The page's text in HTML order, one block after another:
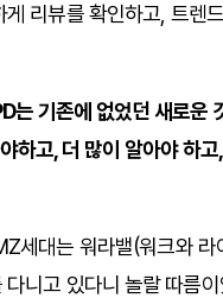
리뷰를 확인하고, 트렌
는 기존에 없었던 새로운
하고, 더 많이 알아야 하
세대는 워라밸(워크와
니고 있다니 놀랄 따름이